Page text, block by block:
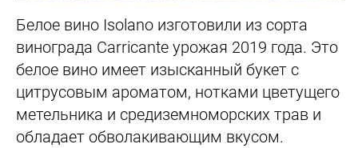
Белое вино Isolano изготовили из сорта
винограда Carricante урожая 2019 года. Это
белое вино имеет изысканный букет с
цитрусовым ароматом, нотками цветущего
метельника и средиземноморских трав и
обладает обволакивающим вкусом.